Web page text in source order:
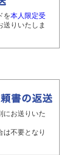
を本人限定受
送りいたしま
にお送りいた
は不要となり